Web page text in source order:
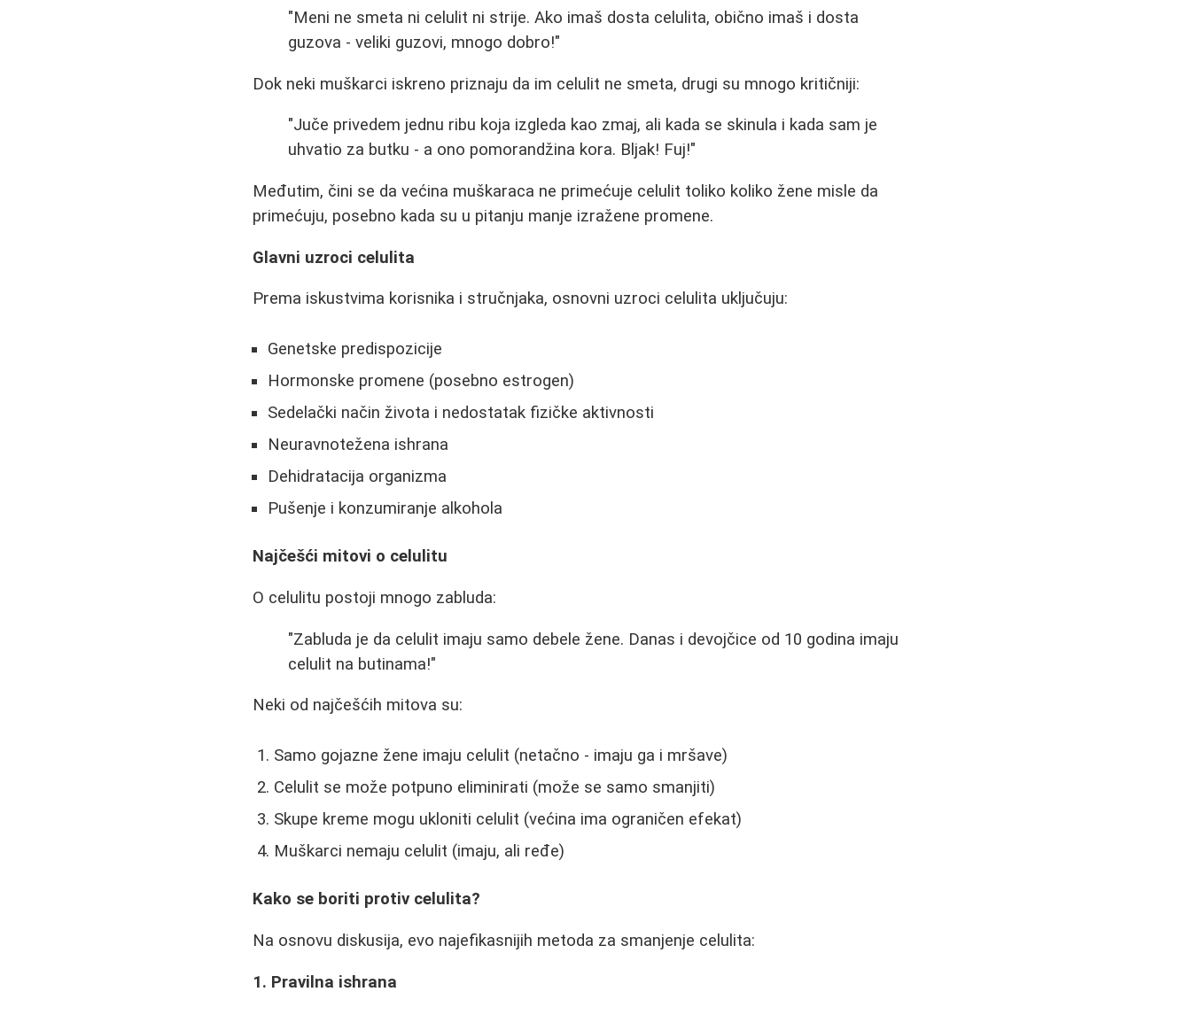
"Meni ne smeta ni celulit ni strije. Ako imaš dosta celulita, obično imaš i dosta
guzova - veliki guzovi, mnogo dobro!"
Dok neki muškarci iskreno priznaju da im celulit ne smeta, drugi su mnogo kritičniji:
"Juče privedem jednu ribu koja izgleda kao zmaj, ali kada se skinula i kada sam je
uhvatio za butku - a ono pomorandžina kora. Bljak! Fuj!"
Međutim, čini se da većina muškaraca ne primećuje celulit toliko koliko žene misle da
primećuju, posebno kada su u pitanju manje izražene promene.
Glavni uzroci celulita
Prema iskustvima korisnika i stručnjaka, osnovni uzroci celulita uključuju:
Genetske predispozicije
Hormonske promene (posebno estrogen)
Sedelački način života i nedostatak fizičke aktivnosti
Neuravnotežena ishrana
Dehidratacija organizma
Pušenje i konzumiranje alkohola
Najčešći mitovi o celulitu
O celulitu postoji mnogo zabluda:
"Zabluda je da celulit imaju samo debele žene. Danas i devojčice od 10 godina imaju
celulit na butinama!"
Neki od najčešćih mitova su:
Samo gojazne žene imaju celulit (netačno - imaju ga i mršave)
Celulit se može potpuno eliminirati (može se samo smanjiti)
Skupe kreme mogu ukloniti celulit (većina ima ograničen efekat)
Muškarci nemaju celulit (imaju, ali ređe)
Kako se boriti protiv celulita?
Na osnovu diskusija, evo najefikasnijih metoda za smanjenje celulita:
1. Pravilna ishrana